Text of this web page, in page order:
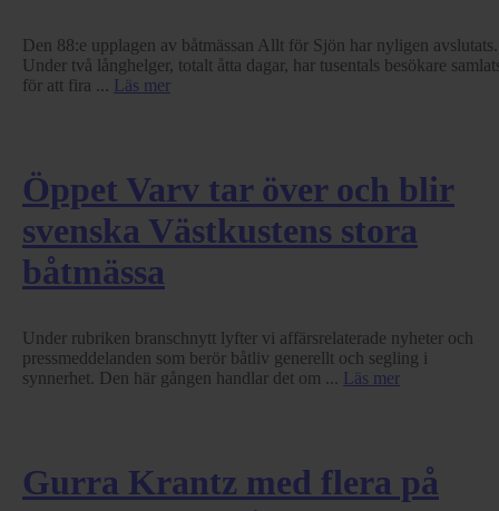
Den 88:e upplagen av båtmässan Allt för Sjön har nyligen avslutats.
Under två långhelger, totalt åtta dagar, har tusentals besökare
för att fira ... Läs mer
Öppet Varv tar över och blir
svenska Västkustens stora
båtmässa
Under rubriken branschnytt lyfter vi affärsrelaterade nyheter och
pressmeddelanden som berör båtliv generellt och segling i
synnerhet. Den här gången handlar det om ... Läs mer
Gurra Krantz med flera på